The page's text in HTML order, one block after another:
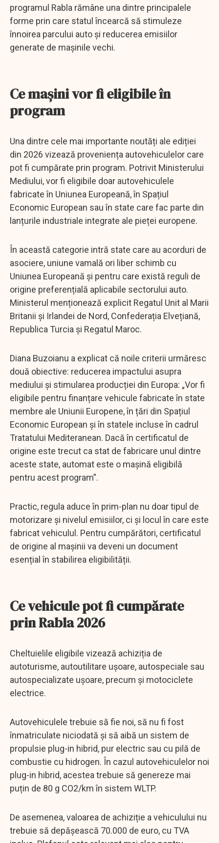
programul Rabla rămâne una dintre principalele
forme prin care statul încearcă să stimuleze
înnoirea parcului auto și reducerea emisiilor
generate de mașinile vechi.
Ce mașini vor fi eligibile în
program
Una dintre cele mai importante noutăți ale ediției
din 2026 vizează proveniența autovehiculelor care
pot fi cumpărate prin program. Potrivit Ministerului
Mediului, vor fi eligibile doar autovehiculele
fabricate în Uniunea Europeană, în Spațiul
Economic European sau în state care fac parte din
lanțurile industriale integrate ale pieței europene.
În această categorie intră state care au acorduri de
asociere, uniune vamală ori liber schimb cu
Uniunea Europeană și pentru care există reguli de
origine preferențială aplicabile sectorului auto.
Ministerul menționează explicit Regatul Unit al Marii
Britanii și Irlandei de Nord, Confederația Elvețiană,
Republica Turcia și Regatul Maroc.
Diana Buzoianu a explicat că noile criterii urmăresc
două obiective: reducerea impactului asupra
mediului și stimularea producției din Europa: „Vor fi
eligibile pentru finanțare vehicule fabricate în state
membre ale Uniunii Europene, în țări din Spațiul
Economic European și în statele incluse în cadrul
Tratatului Mediteranean. Dacă în certificatul de
origine este trecut ca stat de fabricare unul dintre
aceste state, automat este o mașină eligibilă
pentru acest program”.
Practic, regula aduce în prim-plan nu doar tipul de
motorizare și nivelul emisiilor, ci și locul în care este
fabricat vehiculul. Pentru cumpărători, certificatul
de origine al mașinii va deveni un document
esențial în stabilirea eligibilității.
Ce vehicule pot fi cumpărate
prin Rabla 2026
Cheltuielile eligibile vizează achiziția de
autoturisme, autoutilitare ușoare, autospeciale sau
autospecializate ușoare, precum și motociclete
electrice.
Autovehiculele trebuie să fie noi, să nu fi fost
înmatriculate niciodată și să aibă un sistem de
propulsie plug-in hibrid, pur electric sau cu pilă de
combustie cu hidrogen. În cazul autovehiculelor noi
plug-in hibrid, acestea trebuie să genereze mai
puțin de 80 g CO2/km în sistem WLTP.
De asemenea, valoarea de achiziție a vehiculului nu
trebuie să depășească 70.000 de euro, cu TVA